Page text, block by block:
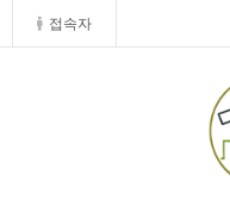
접속자